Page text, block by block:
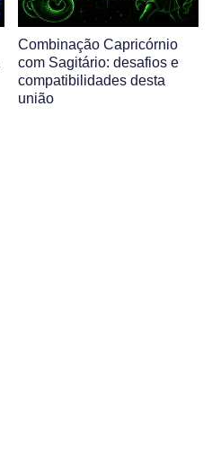
Combinação Capricórnio
com Sagitário: desafios e
compatibilidades desta
união